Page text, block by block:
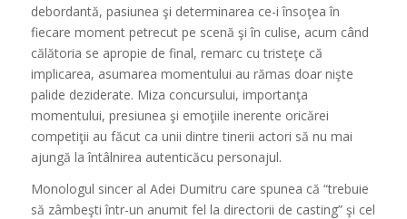
debordantă, pasiunea şi determinarea ce-i însoţea în
fiecare moment petrecut pe scenă şi în culise, acum când
călătoria se apropie de final, remarc cu tristeţe că
implicarea, asumarea momentului au rămas doar nişte
palide deziderate. Miza concursului, importanţa
momentului, presiunea şi emoţiile inerente oricărei
competiţii au făcut ca unii dintre tinerii actori să nu mai
ajungă la întâlnirea autenticăcu personajul.
Monologul sincer al Adei Dumitru care spunea că “trebuie
să zâmbeşti într-un anumit fel la directorii de casting” şi cel